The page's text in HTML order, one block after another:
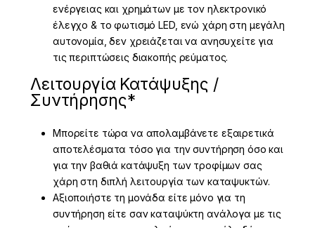
ενέργειας και χρημάτων με τον ηλεκτρονικό
έλεγχο & το φωτισμό LED, ενώ χάρη στη μεγάλη
αυτονομία, δεν χρειάζεται να ανησυχείτε για
τις περιπτώσεις διακοπής ρεύματος.
Λειτουργία Κατάψυξης /
Συντήρησης*
Μπορείτε τώρα να απολαμβάνετε εξαιρετικά
αποτελέσματα τόσο για την συντήρηση όσο και
για την βαθιά κατάψυξη των τροφίμων σας
χάρη στη διπλή λειτουργία των καταψυκτών.
Αξιοποιήστε τη μονάδα είτε μόνο για τη
συντήρηση είτε σαν καταψύκτη ανάλογα με τις